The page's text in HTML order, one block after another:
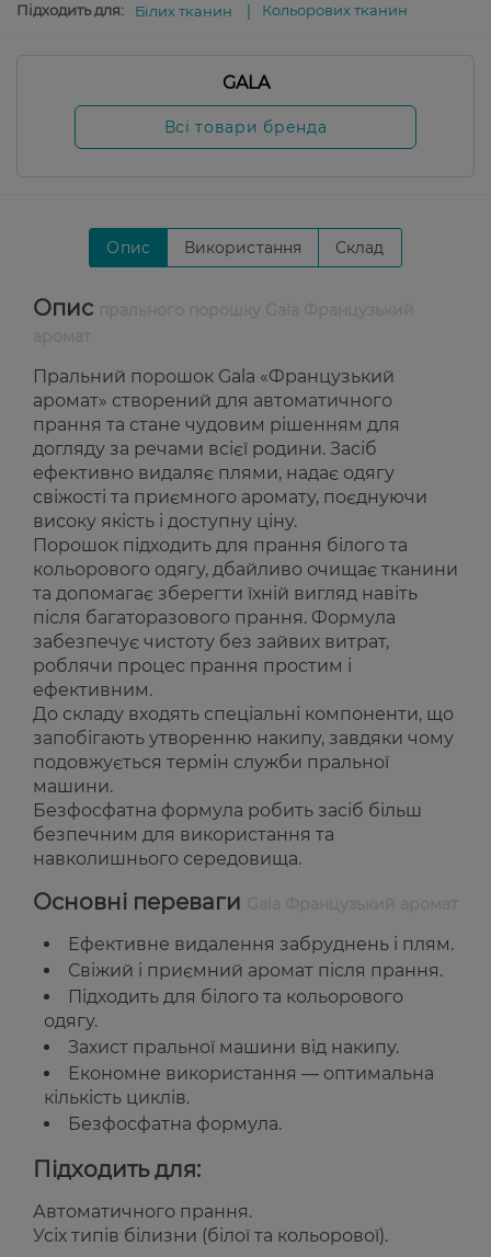
Підходить для: Білих тканин Кольорових тканин
GALA
Всі товари бренда
Опис Використання Склад
Опис
Пральний порошок Gala «Французький
аромат» створений для автоматичного
прання та стане чудовим рішенням для
догляду за речами всієї родини. Засіб
ефективно видаляє плями, надає одягу
свіжості та приємного аромату, поєднуючи
високу якість і доступну ціну.
Порошок підходить для прання білого та
кольорового одягу, дбайливо очищає тканини
та допомагає зберегти їхній вигляд навіть
після багаторазового прання. Формула
забезпечує чистоту без зайвих витрат,
роблячи процес прання простим і
ефективним.
До складу входять спеціальні компоненти, що
запобігають утворенню накипу, завдяки чому
подовжується термін служби пральної
машини.
Безфосфатна формула робить засіб більш
безпечним для використання та
навколишнього середовища.
Основні переваги
Ефективне видалення забруднень і плям.
Свіжий і приємний аромат після прання.
Підходить для білого та кольорового
одягу.
Захист пральної машини від накипу.
Економне використання — оптимальна
кількість циклів.
Безфосфатна формула.
Підходить для:
Автоматичного прання.
Усіх типів білизни (білої та кольорової).